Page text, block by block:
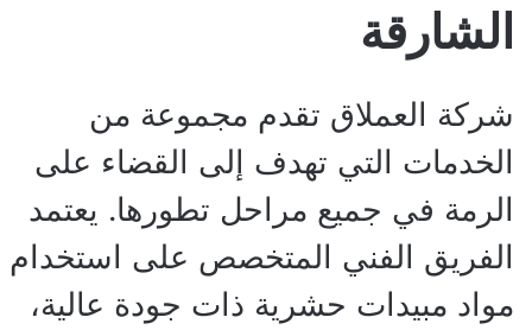
الشارقة
شركة العملاق تقدم مجموعة من
الخدمات التي تهدف إلى القضاء على
الرمة في جميع مراحل تطورها. يعتمد
الفريق الفني المتخصص على استخدام
مواد مبيدات حشرية ذات جودة عالية،